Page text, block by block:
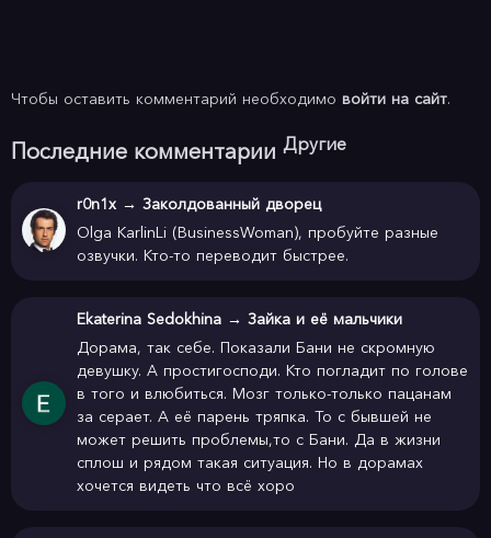
Чтобы оставить комментарий необходимо войти на сайт.
Последние комментарии Другие
r0n1x → Заколдованный дворец
Olga KarlinLi (BusinessWoman), пробуйте разные
озвучки. Кто-то переводит быстрее.
Ekaterina Sedokhina → Зайка и её мальчики
Дорама, так себе. Показали Бани не скромную
девушку. А простигосподи. Кто погладит по голове
в того и влюбиться. Мозг только-только пацанам
за серает. А её парень тряпка. То с бывшей не
может решить проблемы,то с Бани. Да в жизни
сплош и рядом такая ситуация. Но в дорамах
хочется видеть что всё хоро